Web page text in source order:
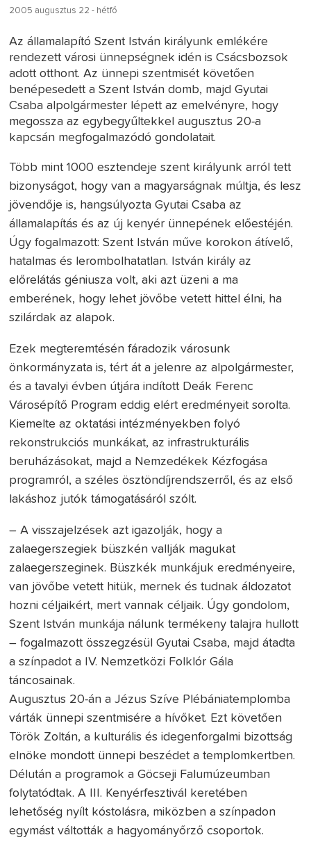
2005 augusztus 22 - hétfő
Az államalapító Szent István királyunk emlékére
rendezett városi ünnepségnek idén is Csácsbozsok
adott otthont. Az ünnepi szentmisét követően
benépesedett a Szent István domb, majd Gyutai
Csaba alpolgármester lépett az emelvényre, hogy
megossza az egybegyűltekkel augusztus 20-a
kapcsán megfogalmazódó gondolatait.
Több mint 1000 esztendeje szent királyunk arról tett
bizonyságot, hogy van a magyarságnak múltja, és lesz
jövendője is, hangsúlyozta Gyutai Csaba az
államalapítás és az új kenyér ünnepének előestéjén.
Úgy fogalmazott: Szent István műve korokon átívelő,
hatalmas és lerombolhatatlan. István király az
előrelátás géniusza volt, aki azt üzeni a ma
emberének, hogy lehet jövőbe vetett hittel élni, ha
szilárdak az alapok.
Ezek megteremtésén fáradozik városunk
önkormányzata is, tért át a jelenre az alpolgármester,
és a tavalyi évben útjára indított Deák Ferenc
Városépítő Program eddig elért eredményeit sorolta.
Kiemelte az oktatási intézményekben folyó
rekonstrukciós munkákat, az infrastrukturális
beruházásokat, majd a Nemzedékek Kézfogása
programról, a széles ösztöndíjrendszerről, és az első
lakáshoz jutók támogatásáról szólt.
– A visszajelzések azt igazolják, hogy a
zalaegerszegiek büszkén vallják magukat
zalaegerszeginek. Büszkék munkájuk eredményeire,
van jövőbe vetett hitük, mernek és tudnak áldozatot
hozni céljaikért, mert vannak céljaik. Úgy gondolom,
Szent István munkája nálunk termékeny talajra hullott
– fogalmazott összegzésül Gyutai Csaba, majd átadta
a színpadot a IV. Nemzetközi Folklór Gála
táncosainak.
Augusztus 20-án a Jézus Szíve Plébániatemplomba
várták ünnepi szentmisére a hívőket. Ezt követően
Török Zoltán, a kulturális és idegenforgalmi bizottság
elnöke mondott ünnepi beszédet a templomkertben.
Délután a programok a Göcseji Falumúzeumban
folytatódtak. A III. Kenyérfesztivál keretében
lehetőség nyílt kóstolásra, miközben a színpadon
egymást váltották a hagyományőrző csoportok.